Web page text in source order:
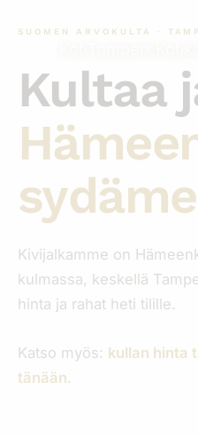
sisältöön
SUOMEN ARVOKULTA ·
Kultaa
Kivijalkamme on
kulmassa, keskellä
hinta ja rahat heti tilille.
Katso myös: kullan hinta
tänään.